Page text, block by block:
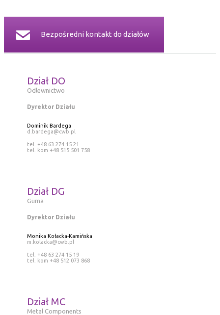
Bezpośredni kontakt do działów
Dział DO
Odlewnictwo
Dyrektor Działu
Dominik Bardega
d.bardega@cwb.pl
tel. +48 63 274 15 21
tel. kom +48 515 501 758
Dział DG
Guma
Dyrektor Działu
Monika Kołacka-Kamińska
m.kolacka@cwb.pl
tel. +48 63 274 15 19
tel. kom +48 512 073 868
Dział MC
Metal Components